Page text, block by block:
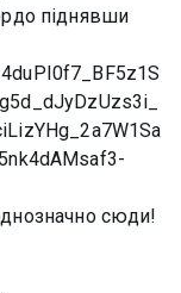
піднявши
сюди!